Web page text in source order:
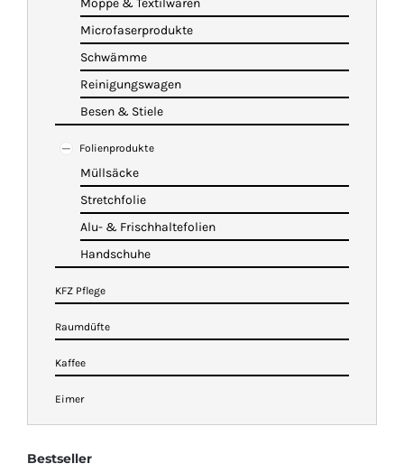
Moppe & Textilwaren
Microfaserprodukte
Schwämme
Reinigungswagen
Besen & Stiele
Folienprodukte
Müllsäcke
Stretchfolie
Alu- & Frischhaltefolien
Handschuhe
KFZ Pflege
Raumdüfte
Kaffee
Eimer
Bestseller